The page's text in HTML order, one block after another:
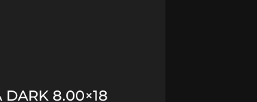
DARK 8.00×18